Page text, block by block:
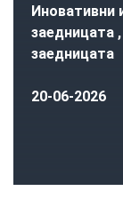
Иновативни
заедницата
заедницата
20-06-2026